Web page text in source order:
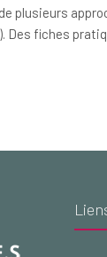
plusieurs
fiches